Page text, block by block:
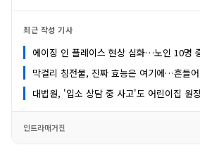
최근 작성 기사
에이징 인 플레이스 현상 심화…노인 10명
막걸리 침전물, 진짜 효능은 여기에…흔들
대법원, '입소 상담 중 사고'도 어린이집 원
인트라매거진